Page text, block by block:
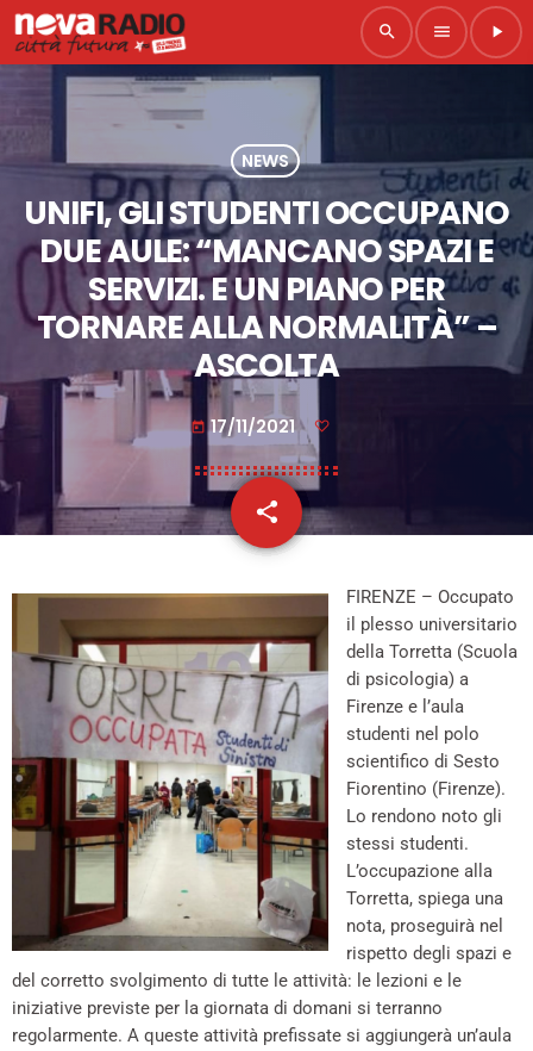
search menu play_arrow
NEWS
UNIFI, GLI STUDENTI OCCUPANO
DUE AULE: “MANCANO SPAZI E
SERVIZI. E UN PIANO PER
TORNARE ALLA NORMALITÀ” –
ASCOLTA
today 17/11/2021
share
email
FIRENZE – Occupato
il plesso universitario
della Torretta (Scuola
di psicologia) a
Firenze e l’aula
studenti nel polo
scientifico di Sesto
Fiorentino (Firenze).
Lo rendono noto gli
stessi studenti.
L’occupazione alla
Torretta, spiega una
nota, proseguirà nel
rispetto degli spazi e
del corretto svolgimento di tutte le attività: le lezioni e le
iniziative previste per la giornata di domani si terranno
regolarmente. A queste attività prefissate si aggiungerà un’aula